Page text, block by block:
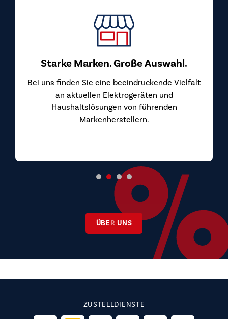
Starke Marken. Große Auswahl.
Bei uns finden Sie eine beeindruckende Vielfalt
an aktuellen Elektrogeräten und
Haushaltslösungen von führenden
Markenherstellern.
ÜBER UNS
ZUSTELLDIENSTE